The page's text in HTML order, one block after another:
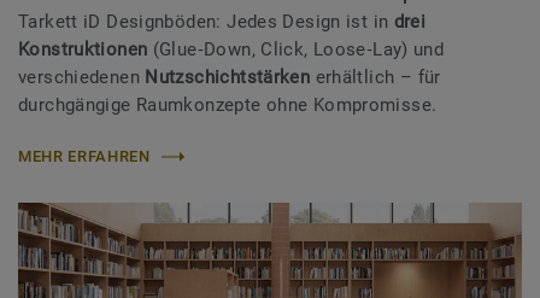
Tarkett iD Designböden: Jedes Design ist in drei
Konstruktionen (Glue‑Down, Click, Loose‑Lay) und
verschiedenen Nutzschichtstärken erhältlich – für
durchgängige Raumkonzepte ohne Kompromisse.
MEHR ERFAHREN